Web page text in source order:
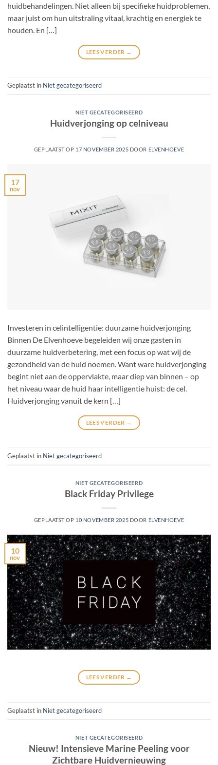
huidbehandelingen. Niet alleen bij specifieke huidproblemen,
maar juist om hun uitstraling vitaal, krachtig en energiek te
houden. En […]
LEES VERDER →
Geplaatst in Niet gecategoriseerd
NIET GECATEGORISEERD
Huidverjonging op celniveau
GEPLAATST OP 17 NOVEMBER 2025 DOOR ELVENHOEVE
17
nov
Investeren in celintelligentie: duurzame huidverjonging
Binnen De Elvenhoeve begeleiden wij onze gasten in
duurzame huidverbetering, met een focus op wat wij de
gezondheid van de huid noemen. Want ware huidverjonging
begint niet aan de oppervlakte, maar diep van binnen – op
het niveau waar de huid haar intelligentie huist: de cel.
Huidverjonging vanuit de kern […]
LEES VERDER →
Geplaatst in Niet gecategoriseerd
NIET GECATEGORISEERD
Black Friday Privilege
GEPLAATST OP 10 NOVEMBER 2025 DOOR ELVENHOEVE
10
nov
LEES VERDER →
Geplaatst in Niet gecategoriseerd
NIET GECATEGORISEERD
Nieuw! Intensieve Marine Peeling voor
Zichtbare Huidvernieuwing